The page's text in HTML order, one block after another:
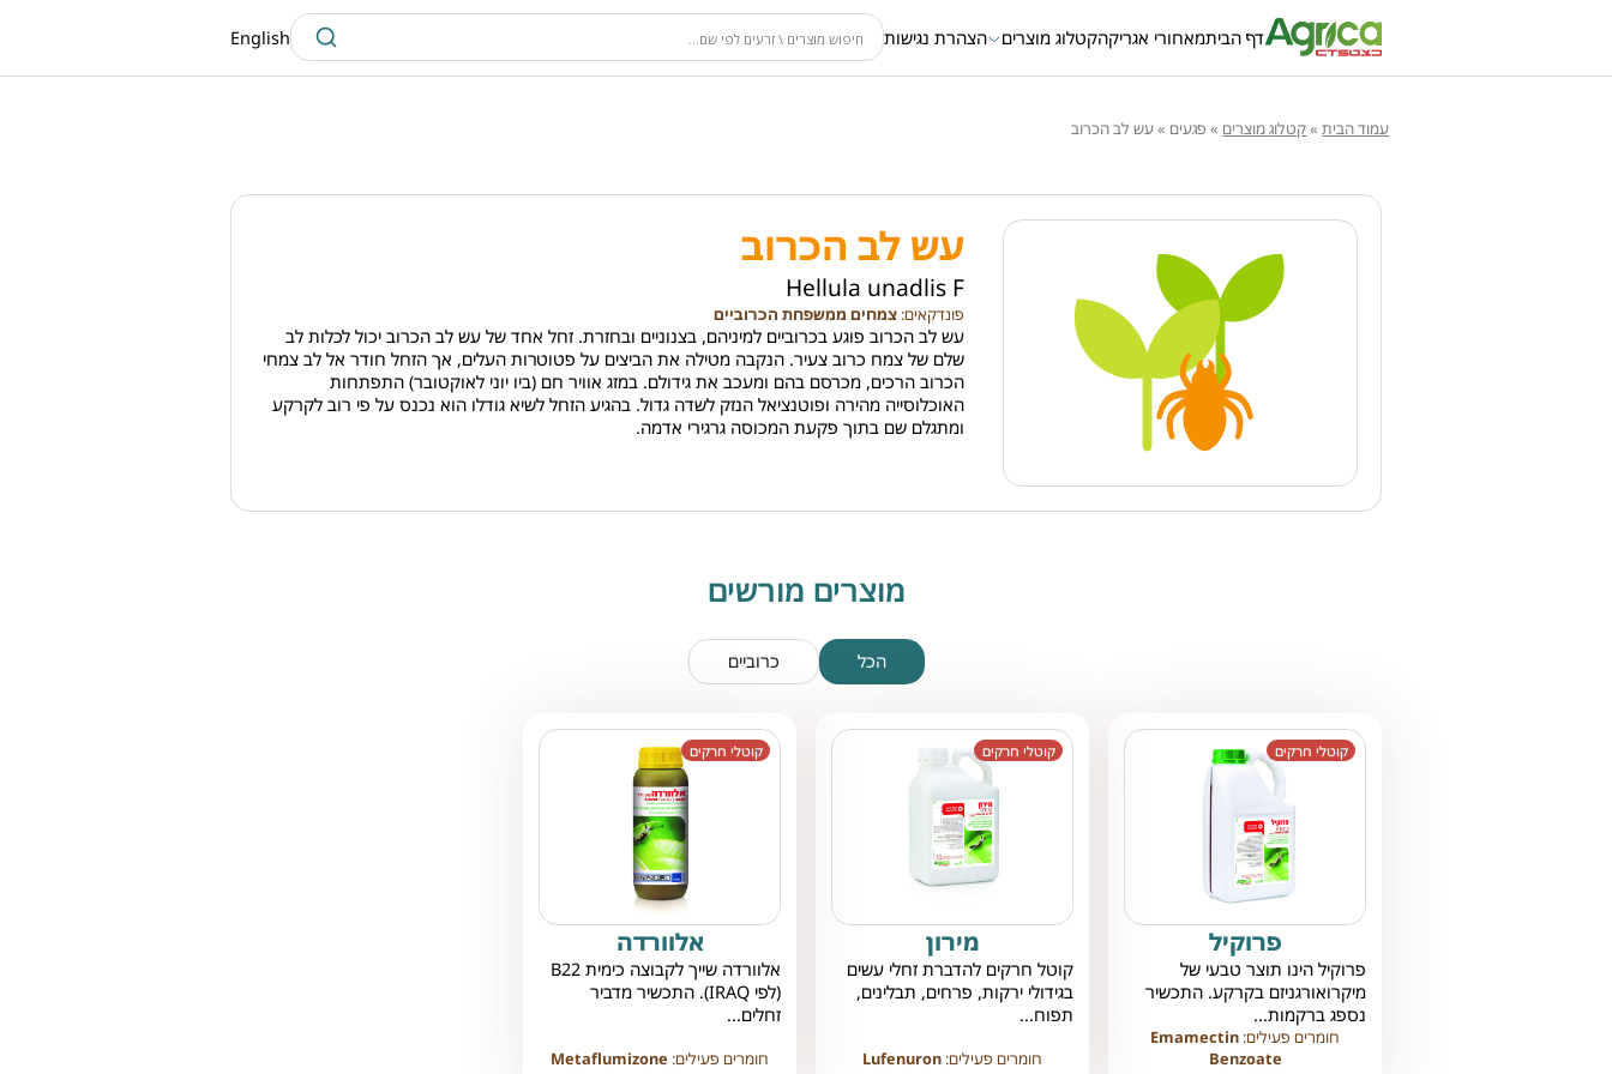
דף הביתמאחורי אגריקהקטלוג מוצרים הצהרת נגישות English
עמוד הבית»קטלוג מוצרים » פגעים »עש לב הכרוב
עש לב הכרוב
Hellula unadlis F
פונדקאים:צמחים ממשפחת הכרוביים
עש לב הכרוב פוגע בכרוביים למיניהם, בצנוניים ובחזרת. זחל אחד של עש לב הכרוב יכול לכלות לב
שלם של צמח כרוב צעיר. הנקבה מטילה את הביצים על פטוטרות העלים, אך הזחל חודר אל לב צמחי
הכרוב הרכים, מכרסם בהם ומעכב את גידולם. במזג אוויר חם (ביו יוני לאוקטובר) התפתחות
האוכלוסייה מהירה ופוטנציאל הנזק לשדה גדול. בהגיע הזחל לשיא גודלו הוא נכנס על פי רוב לקרקע
ומתגלם שם בתוך פקעת המכוסה גרגירי אדמה.
מוצרים מורשים
הכל כרוביים
קוטלי חרקים
פרוקיל
פרוקיל הינו תוצר טבעי של
מיקרואורגניזם בקרקע. התכשיר
נספג ברקמות...
חומרים פעילים: Emamectin
Benzoate
קוטלי חרקים
מירון
קוטל חרקים להדברת זחלי עשים
בגידולי ירקות, פרחים, תבלינים,
תפוח...
חומרים פעילים: Lufenuron
קוטלי חרקים
אלוורדה
אלוורדה שייך לקבוצה כימית B22
(לפי IRAQ). התכשיר מדביר
זחלים...
חומרים פעילים: Metaflumizone